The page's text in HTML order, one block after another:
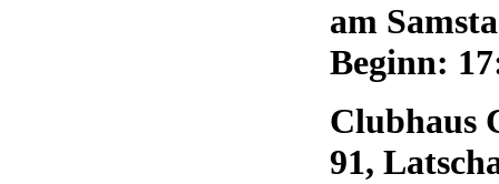
am
Beginn:
Clubhaus
91,